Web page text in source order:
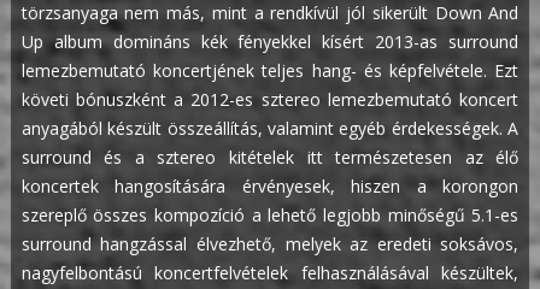
törzsanyaga nem más, mint a rendkívül jól sikerült Down And
Up album domináns kék fényekkel kísért 2013-as surround
lemezbemutató koncertjének teljes hang- és képfelvétele. Ezt
követi bónuszként a 2012-es sztereo lemezbemutató koncert
anyagából készült összeállítás, valamint egyéb érdekességek.A
surround és a sztereo kitételek itt természetesen az élő
koncertek hangosítására érvényesek, hiszen a korongon
szereplő összes kompozíció a lehető legjobb minőségű 5.1-es
surround hangzással élvezhető, melyek az eredeti soksávos,
nagyfelbontású koncertfelvételek felhasználásával készültek,